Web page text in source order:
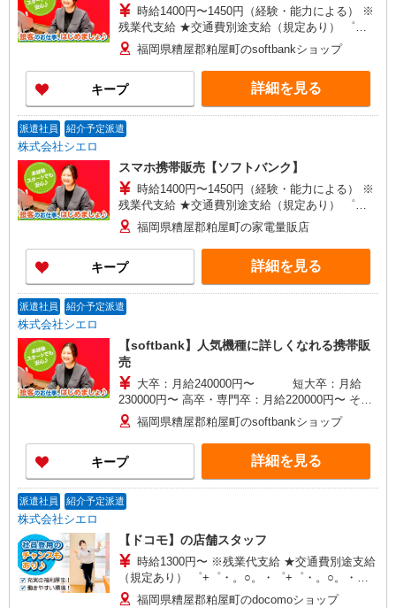
時給1400円〜1450円（経験・能力による） ※
残業代支給 ★交通費別途支給（規定あり） ゜
+゜・。○。・゜+゜・。○。・゜+゜ 入社祝い金10
万円支給(規定有) お友達を紹介頂くと, インセンテ
ィブ支給(規定有) ★月2回払い・週払い可能（規程
有）★ ゜・。○。・゜+゜・。○。・゜+゜
福岡県糟屋郡粕屋町のsoftbankショップ
キープ 詳細を見る
派遣社員 紹介予定派遣
株式会社シエロ
スマホ携帯販売【ソフトバンク】
時給1400円〜1450円（経験・能力による） ※
残業代支給 ★交通費別途支給（規定あり） ゜
+゜・。○。・゜+゜・。○。・゜+゜ 入社祝い金10
万円支給(規定有) お友達を紹介頂くと, インセンテ
ィブ支給(規定有) ★月2回払い・週払い可能（規程
有）★ ゜・。○。・゜+゜・。○。・゜+゜
福岡県糟屋郡粕屋町の家電量販店
キープ 詳細を見る
派遣社員 紹介予定派遣
株式会社シエロ
【softbank】人気機種に詳しくなれる携帯販
売
大卒：月給240000円〜 短大卒：月給
230000円〜 高卒・専門卒：月給220000円〜 その
他・交通費当社規定・達成手当・役職手当・アド
バイザー手当・その他手当有・賞与年2回 ※残業
代支給 ゜+゜・。○。・゜+゜・。○。・゜+゜ 入
社祝い金10万円支給(規定有) お友達を紹介頂くと,
インセンティブ支給(規定有) ゜・。○。・゜
+゜・。○。・゜+゜
福岡県糟屋郡粕屋町のsoftbankショップ
キープ 詳細を見る
派遣社員 紹介予定派遣
株式会社シエロ
【ドコモ】の店舗スタッフ
時給1300円〜 ※残業代支給 ★交通費別途支給
（規定あり） ゜+゜・。○。・゜+゜・。○。・゜
+゜ 入社祝い金10万円支給(規定有) お友達を紹介
福岡県糟屋郡粕屋町のdocomoショップ